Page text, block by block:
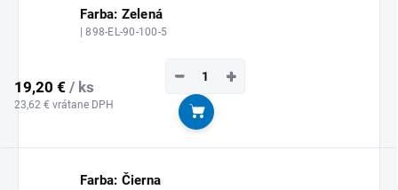
Farba: Zelená
| 898-EL-90-100-5
19,20 € / ks
23,62 € vrátane DPH
+
−
Do košíka
Farba: Čierna